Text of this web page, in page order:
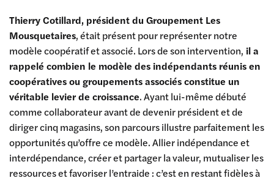
Thierry Cotillard, président du Groupement Les
Mousquetaires, était présent pour représenter notre
modèle coopératif et associé. Lors de son intervention, il a
rappelé combien le modèle des indépendants réunis en
coopératives ou groupements associés constitue un
véritable levier de croissance. Ayant lui-même débuté
comme collaborateur avant de devenir président et de
diriger cinq magasins, son parcours illustre parfaitement les
opportunités qu’offre ce modèle. Allier indépendance et
interdépendance, créer et partager la valeur, mutualiser les
ressources et favoriser l’entraide : c’est en restant fidèles à